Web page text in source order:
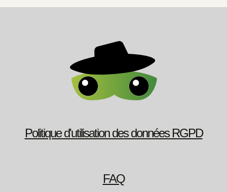
Politique d'utilisation des données RGPD
FAQ